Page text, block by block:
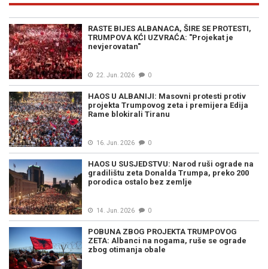
RASTE BIJES ALBANACA, ŠIRE SE PROTESTI,
TRUMPOVA KĆI UZVRAĆA: "Projekat je
nevjerovatan"
22. Jun. 2026 0
HAOS U ALBANIJI: Masovni protesti protiv
projekta Trumpovog zeta i premijera Edija
Rame blokirali Tiranu
16. Jun. 2026 0
HAOS U SUSJEDSTVU: Narod ruši ograde na
gradilištu zeta Donalda Trumpa, preko 200
porodica ostalo bez zemlje
14. Jun. 2026 0
POBUNA ZBOG PROJEKTA TRUMPOVOG
ZETA: Albanci na nogama, ruše se ograde
zbog otimanja obale